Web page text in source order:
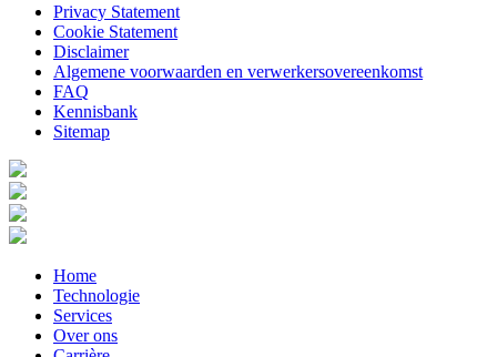
Privacy Statement
Cookie Statement
Disclaimer
Algemene voorwaarden en verwerkersovereenkomst
FAQ
Kennisbank
Sitemap
Home
Technologie
Services
Over ons